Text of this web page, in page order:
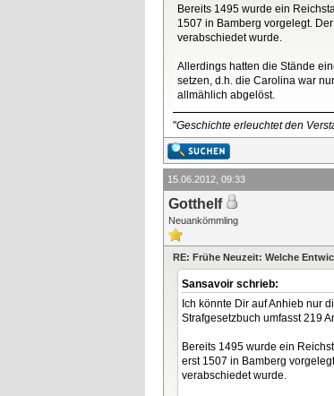
Bereits 1495 wurde ein
1507 in Bamberg vorgelegt.
verabschiedet wurde.
Allerdings hatten die Stände
setzen, d.h. die Carolina war
allmählich abgelöst.
"Geschichte erleuchtet den
15.06.2012, 09:33
Gotthelf
Neuankömmling
RE: Frühe Neuzeit: Welche
Sansavoir schrieb:
Ich könnte Dir auf Anhieb nur
Strafgesetzbuch umfasst 219
Bereits 1495 wurde ein
erst 1507 in Bamberg
verabschiedet wurde.